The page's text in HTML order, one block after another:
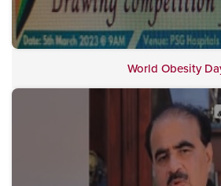
World Obesity